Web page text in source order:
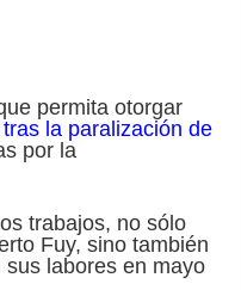
permita otorgar
la paralización de
por la
trabajos, no sólo
Fuy, sino también
labores en mayo